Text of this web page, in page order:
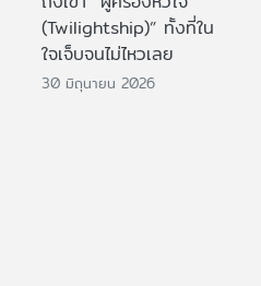
(Twilightship)” ทั้งที่ใน
ใจเจ็บจนไม่ไหวเลย
30 มิถุนายน 2026